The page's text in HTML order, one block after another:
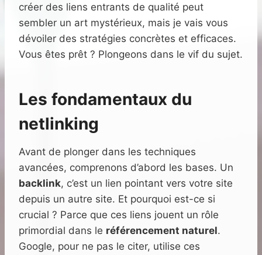
créer des liens entrants de qualité peut
sembler un art mystérieux, mais je vais vous
dévoiler des stratégies concrètes et efficaces.
Vous êtes prêt ? Plongeons dans le vif du sujet.
Les fondamentaux du
netlinking
Avant de plonger dans les techniques
avancées, comprenons d’abord les bases. Un
backlink, c’est un lien pointant vers votre site
depuis un autre site. Et pourquoi est-ce si
crucial ? Parce que ces liens jouent un rôle
primordial dans le référencement naturel.
Google, pour ne pas le citer, utilise ces